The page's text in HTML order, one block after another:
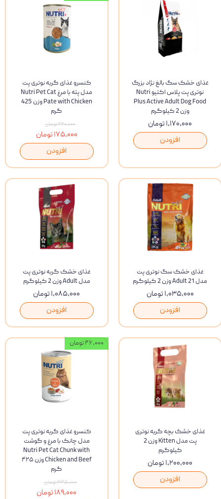
غذای خشک سگ بالغ نژاد بزرگ
نوتری پت پلاس اکتیو Nutri
Plus Active Adult Dog Food
وزن 2 کیلوگرم
۱,۱۷۰,۰۰۰ تومان
افزودن
کنسرو غذای گربه نوتری پت
مدل پته با مرغ Nutri Pet Cat
Pate with Chicken وزن 425
گرم
۲۲۰,۰۰۰ تومان
۱۷۵,۰۰۰ تومان
افزودن
غذای خشک سگ نوتری پت
مدل Adult 21 وزن 2 کیلوگرم
۱,۰۳۵,۰۰۰ تومان
افزودن
غذای خشک گربه نوتری پت
مدل Adult وزن 2 کیلوگرم
۱,۰۸۵,۰۰۰ تومان
افزودن
غذای خشک بچه گربه نوتری
پت مدل Kitten وزن 2
کیلوگرم
۱,۲۰۰,۰۰۰ تومان
افزودن
کنسرو غذای گربه نوتری پت
مدل چانک با مرغ و گوشت
Nutri Pet Cat Chunk with
Chicken and Beef وزن ۴۲۵
گرم
۲۳۵,۰۰۰ تومان
۱۸۹,۰۰۰ تومان
۴۶,۰۰۰ تومان